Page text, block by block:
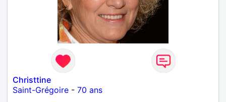
Christtine
Saint-Grégoire - 70 ans